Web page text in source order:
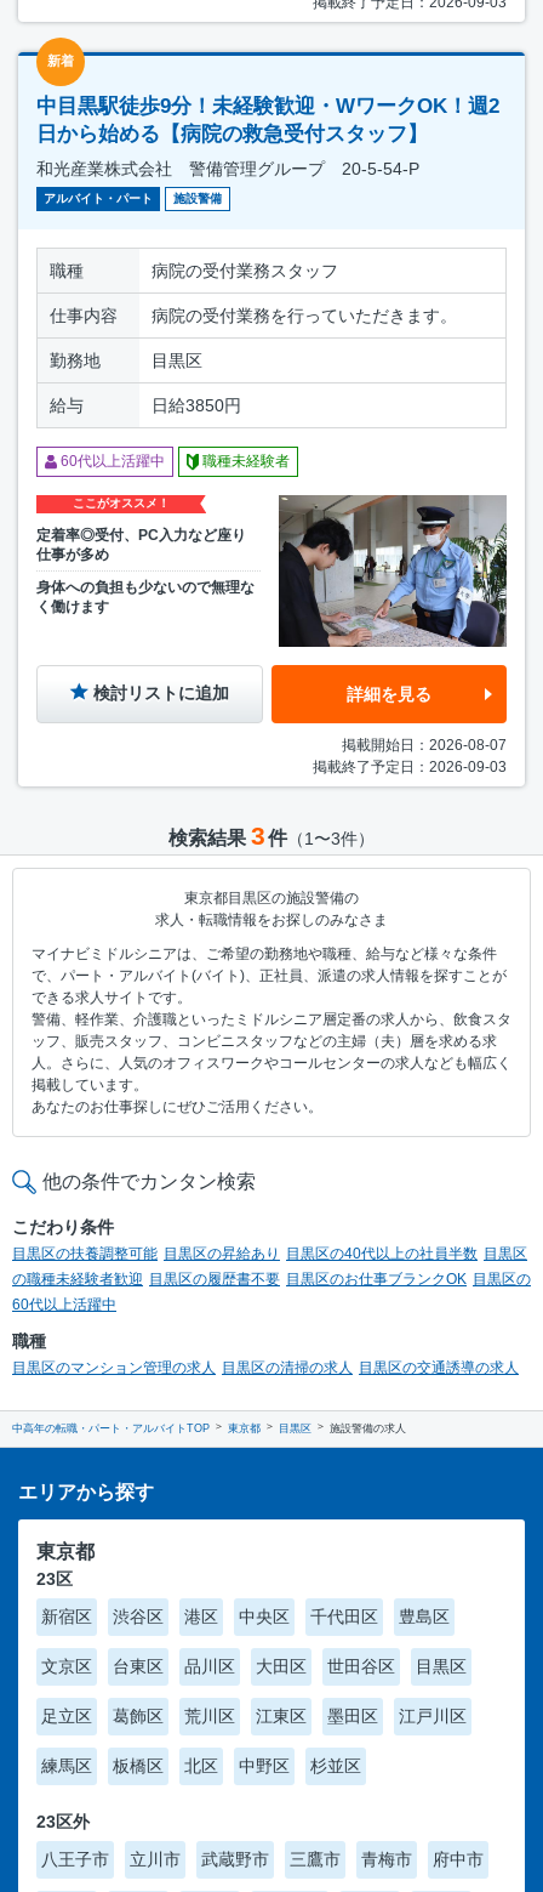
新着
中目黒駅徒歩9分！未経験歓迎・WワークOK！週2
日から始める【病院の救急受付スタッフ】
和光産業株式会社 警備管理グループ 20-5-54-P
アルバイト・パート 施設警備
職種 病院の受付業務スタッフ
仕事内容 病院の受付業務を行っていただきます。
勤務地 目黒区
給与 日給3850円
60代以上活躍中 職種未経験者
ここがオススメ！
定着率◎受付、PC入力など座り
仕事が多め
身体への負担も少ないので無理な
く働けます
検討リストに追加 詳細を見る
掲載開始日：2026-08-07
掲載終了予定日：2026-09-03
検索結果 3件（1〜3件）
東京都目黒区の施設警備の
求人・転職情報をお探しのみなさま
マイナビミドルシニアは、ご希望の勤務地や職種、給与など様々な条件
で、パート・アルバイト(バイト)、正社員、派遣の求人情報を探すことが
できる求人サイトです。
警備、軽作業、介護職といったミドルシニア層定番の求人から、飲食スタ
ッフ、販売スタッフ、コンビニスタッフなどの主婦（夫）層を求める求
人。さらに、人気のオフィスワークやコールセンターの求人なども幅広く
掲載しています。
あなたのお仕事探しにぜひご活用ください。
他の条件でカンタン検索
こだわり条件
目黒区の扶養調整可能 目黒区の昇給あり 目黒区の40代以上の社員半数 目黒区
の職種未経験者歓迎 目黒区の履歴書不要 目黒区のお仕事ブランクOK 目黒区の
60代以上活躍中
職種
目黒区のマンション管理の求人 目黒区の清掃の求人 目黒区の交通誘導の求人
中高年の転職・パート・アルバイトTOP 東京都 目黒区 施設警備の求人
エリアから探す
東京都
23区
新宿区
渋谷区 港区 中央区 千代田区 豊島区
文京区 台東区 品川区 大田区 世田谷区 目黒区
足立区 葛飾区 荒川区 江東区 墨田区 江戸川区
練馬区 板橋区 北区 中野区 杉並区
23区外
八王子市
立川市 武蔵野市 三鷹市 青梅市 府中市